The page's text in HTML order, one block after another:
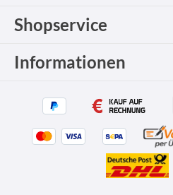
Shopservice
Informationen